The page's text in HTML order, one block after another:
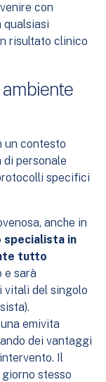
con
qualsiasi
risultato clinico
un contesto
personale
specifici
anche in
specialista in
tutto
e sarà
vitali del singolo
emivita
dei vantaggi
Il
stesso